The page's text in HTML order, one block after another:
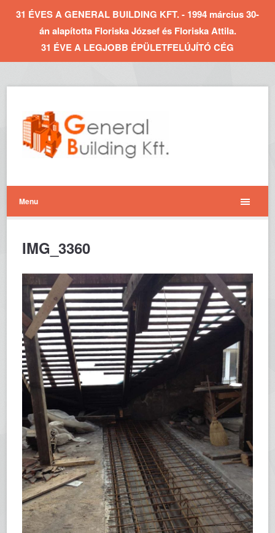
31 ÉVES A GENERAL BUILDING KFT. - 1994 március 30-
án alapította Floriska József és Floriska Attila.
31 ÉVE A LEGJOBB ÉPÜLETFELÚJÍTÓ CÉG
Menu
IMG_3360